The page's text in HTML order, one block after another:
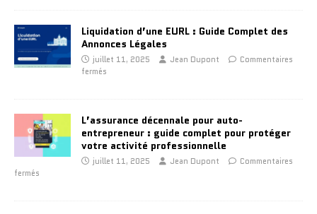
Liquidation d’une EURL : Guide Complet des
Annonces Légales
juillet 11, 2025 Jean Dupont
Commentaires
fermés
L’assurance décennale pour auto-
entrepreneur : guide complet pour protéger
votre activité professionnelle
juillet 11, 2025 Jean Dupont
Commentaires
fermés